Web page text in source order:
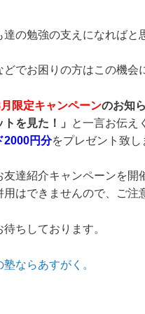
の勉強の支えになれば
でお困りの方はこの機会
限定キャンペーンのお知
トを見た！」
と一言お伝え
2000円分をプレゼント致し
達紹介キャンペーンを開
はできませんので、ご注
ちしております。
ならあすがく。